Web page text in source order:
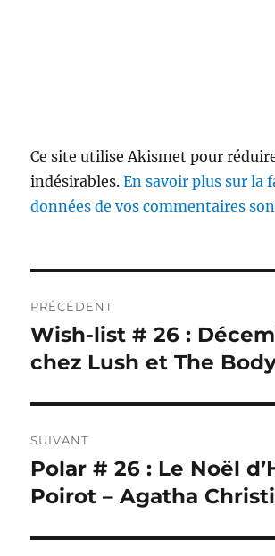
Ce site utilise Akismet pour
indésirables.En savoir plus sur la
données de vos commentaires
de
l’article
PRÉCÉDENT
Publication
précédente :
Wish-list # 26 :
chez Lush et The
SUIVANT
Publication
suivante :
Polar # 26 : Le Noël
Poirot – Agatha